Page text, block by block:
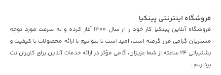
فروشگاه اینترنتی پینکیا
فروشگاه آنلاین پینکیا کار خود را از سال 1400 آغاز کرده و به سرعت مورد توجه
مشتریان گرامی قرار گرفته است، امید است تا بتوانیم با ارائه محصولات با کیفیت و
پشتیبانی 24 ساعته از شما عزیزان، گامی مؤثر در ارائه خدمات آنلاین برای کاربران نت
برداریم .